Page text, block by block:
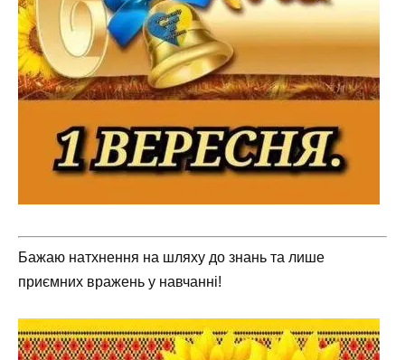
Бажаю натхнення на шляху до знань та лише
приємних вражень у навчанні!